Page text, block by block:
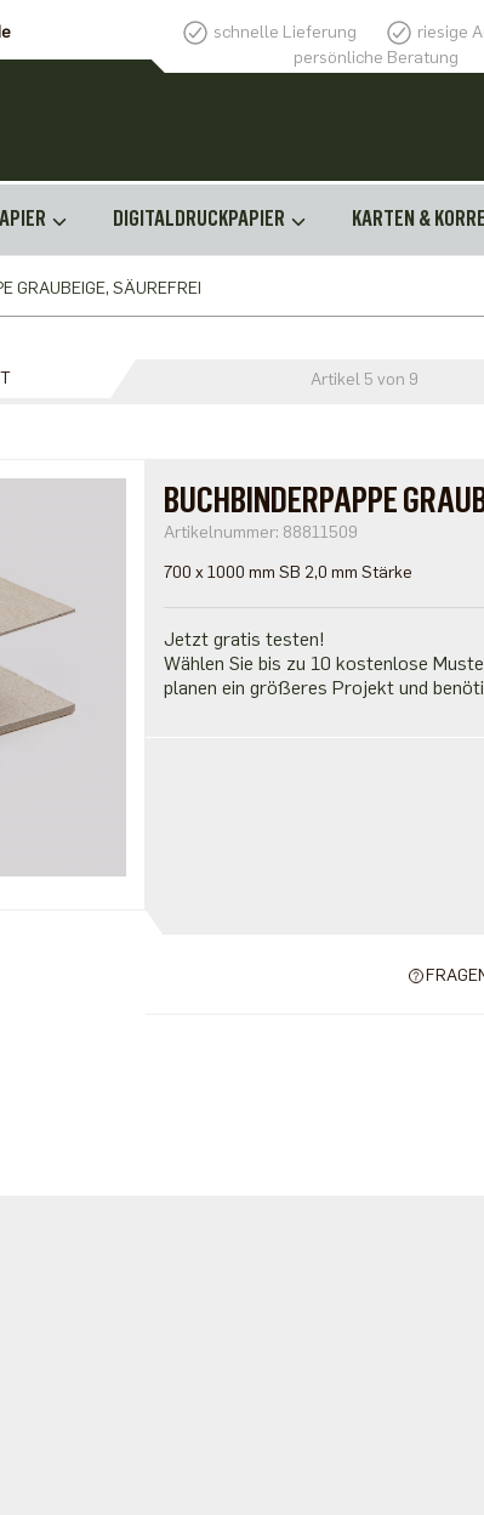
schnelle Lieferung
riesige
persönliche Beratung
DIGITALDRUCKPAPIER KARTEN &
GRAUBEIGE, SÄUREFREI
Artikel 5 von 9
BUCHBINDERPAPPE
Artikelnummer: 88811509
700 x 1000 mm SB 2,0 mm Stärke
Jetzt gratis testen!
Wählen Sie bis zu 10 kostenlose
planen ein größeres Projekt und